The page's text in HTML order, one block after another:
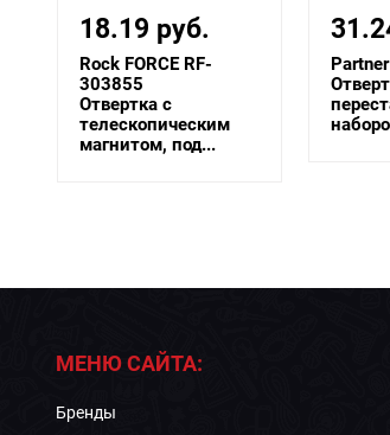
31.24 руб.
Partner 392-308
Отвертка
переставная с
набором бит 10пр....
МЕНЮ САЙТА:
Бренды